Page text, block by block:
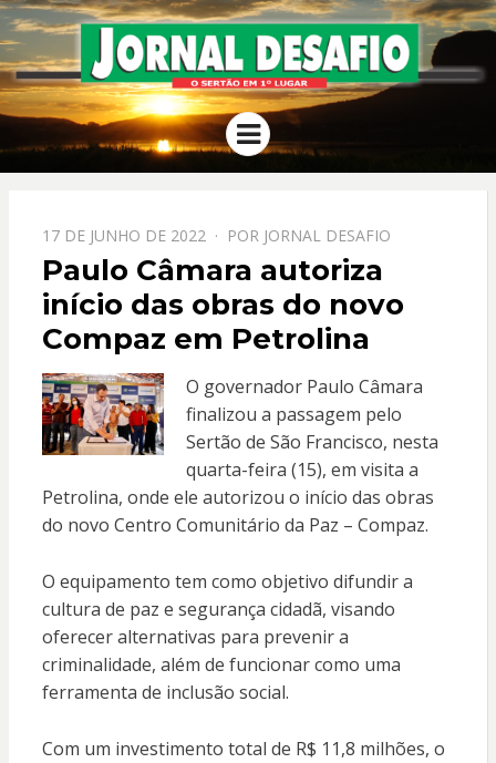
JORNAL
DESAFIO
O Sertão em 1º Lugar
Menu
PPOSTADO
EM
17 DE JUNHO DE 2022 POR JORNAL DESAFIO
Paulo Câmara autoriza
início das obras do novo
Compaz em Petrolina
O governador Paulo Câmara
finalizou a passagem pelo
Sertão de São Francisco, nesta
quarta-feira (15), em visita a
Petrolina, onde ele autorizou o início das obras
do novo Centro Comunitário da Paz – Compaz.
O equipamento tem como objetivo difundir a
cultura de paz e segurança cidadã, visando
oferecer alternativas para prevenir a
criminalidade, além de funcionar como uma
ferramenta de inclusão social.
Com um investimento total de R$ 11,8 milhões, o